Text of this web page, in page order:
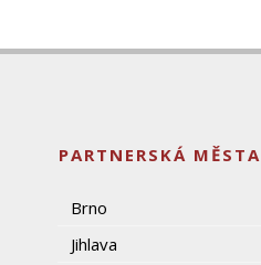
PARTNERSKÁ MĚSTA
Brno
Jihlava